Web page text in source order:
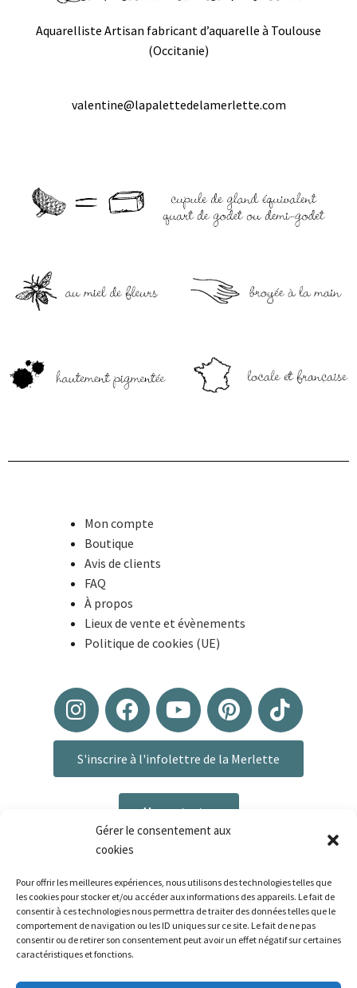
Gérer le consentement aux
cookies
Pour offrir les meilleures expériences, nous utilisons des technologies telles que
les cookies pour stocker et/ou accéder aux informations des appareils. Le fait de
consentir à ces technologies nous permettra de traiter des données telles que le
comportement de navigation ou les ID uniques sur ce site. Le fait de ne pas
consentir ou de retirer son consentement peut avoir un effet négatif sur certaines
caractéristiques et fonctions.
Aquarelliste Artisan fabricant d’aquarelle à Toulouse
(Occitanie)
valentine@lapalettedelamerlette.com
Mon compte
Boutique
Avis de clients
FAQ
À propos
Lieux de vente et évènements
Politique de cookies (UE)
S'inscrire à l'infolettre de la Merlette
Me contacter
Plan du site|Mentions légales
CGV